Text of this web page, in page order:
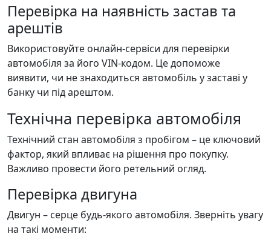
Перевірка на наявність застав та
арештів
Використовуйте онлайн-сервіси для перевірки
автомобіля за його VIN-кодом. Це допоможе
виявити, чи не знаходиться автомобіль у заставі у
банку чи під арештом.
Технічна перевірка автомобіля
Технічний стан автомобіля з пробігом – це ключовий
фактор, який впливає на рішення про покупку.
Важливо провести його ретельний огляд.
Перевірка двигуна
Двигун – серце будь-якого автомобіля. Зверніть увагу
на такі моменти: